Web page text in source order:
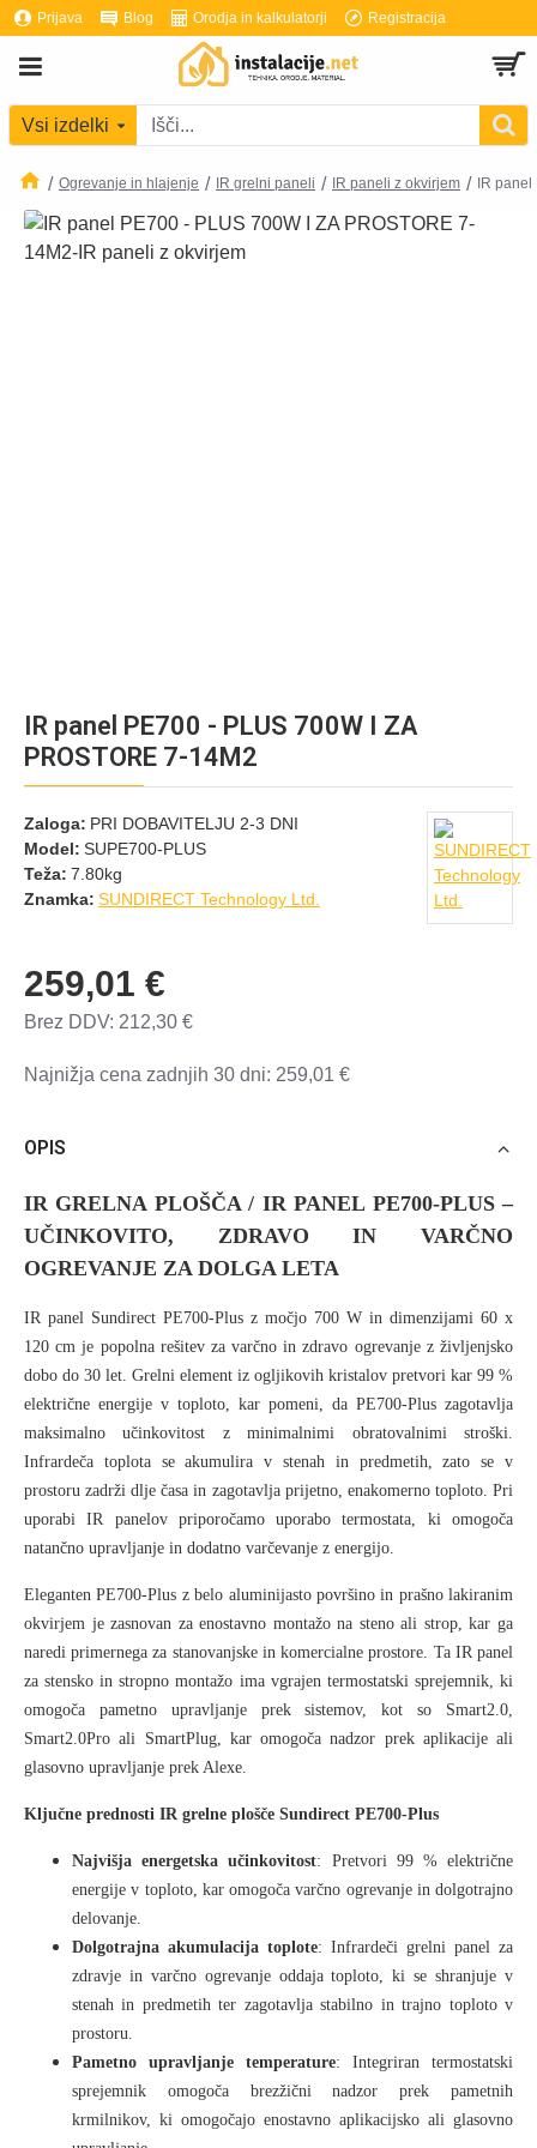
Prijava Blog Orodja in kalkulatorji Registracija
Vsi izdelki
Ogrevanje in hlajenje IR grelni paneli IR paneli z okvirjem IR
IR panel PE700 - PLUS 700W I ZA
PROSTORE 7-14M2
Zaloga: PRI DOBAVITELJU 2-3 DNI
Model: SUPE700-PLUS
Teža: 7.80kg
Znamka: SUNDIRECT Technology Ltd.
259,01 €
Brez DDV: 212,30 €
Najnižja cena zadnjih 30 dni: 259,01 €
OPIS
IR GRELNA PLOŠČA / IR PANEL PE700-PLUS –
UČINKOVITO, ZDRAVO IN VARČNO
OGREVANJE ZA DOLGA LETA
IR panel Sundirect PE700-Plus z močjo 700 W in dimenzijami 60 x
120 cm je popolna rešitev za varčno in zdravo ogrevanje z življenjsko
dobo do 30 let. Grelni element iz ogljikovih kristalov pretvori kar 99 %
električne energije v toploto, kar pomeni, da PE700-Plus zagotavlja
maksimalno učinkovitost z minimalnimi obratovalnimi stroški.
Infrardeča toplota se akumulira v stenah in predmetih, zato se v
prostoru zadrži dlje časa in zagotavlja prijetno, enakomerno toploto. Pri
uporabi IR panelov priporočamo uporabo termostata, ki omogoča
natančno upravljanje in dodatno varčevanje z energijo.
Eleganten PE700-Plus z belo aluminijasto površino in prašno lakiranim
okvirjem je zasnovan za enostavno montažo na steno ali strop, kar ga
naredi primernega za stanovanjske in komercialne prostore. Ta IR panel
za stensko in stropno montažo ima vgrajen termostatski sprejemnik, ki
omogoča pametno upravljanje prek sistemov, kot so Smart2.0,
Smart2.0Pro ali SmartPlug, kar omogoča nadzor prek aplikacije ali
glasovno upravljanje prek Alexe.
Ključne prednosti IR grelne plošče Sundirect PE700-Plus
Najvišja energetska učinkovitost: Pretvori 99 % električne
energije v toploto, kar omogoča varčno ogrevanje in dolgotrajno
delovanje.
Dolgotrajna akumulacija toplote: Infrardeči grelni panel za
zdravje in varčno ogrevanje oddaja toploto, ki se shranjuje v
stenah in predmetih ter zagotavlja stabilno in trajno toploto v
prostoru.
Pametno upravljanje temperature: Integriran termostatski
sprejemnik omogoča brezžični nadzor prek pametnih
krmilnikov, ki omogočajo enostavno aplikacijsko ali glasovno